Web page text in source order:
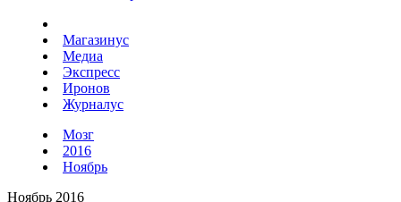
Магазинус
Медиа
Экспресс
Иронов
Журналус
Мозг
2016
Ноябрь
Ноябрь 2016